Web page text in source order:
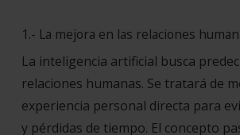
1.- La mejora en las relaciones
La inteligencia artificial busca
relaciones humanas. Se tratará de
experiencia personal directa para
y pérdidas de tiempo. El concepto